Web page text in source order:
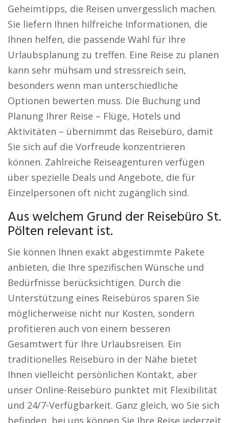
Geheimtipps, die Reisen unvergesslich machen.
Sie liefern Ihnen hilfreiche Informationen, die
Ihnen helfen, die passende Wahl für Ihre
Urlaubsplanung zu treffen. Eine Reise zu planen
kann sehr mühsam und stressreich sein,
besonders wenn man unterschiedliche
Optionen bewerten muss. Die Buchung und
Planung Ihrer Reise – Flüge, Hotels und
Aktivitäten – übernimmt das Reisebüro, damit
Sie sich auf die Vorfreude konzentrieren
können. Zahlreiche Reiseagenturen verfügen
über spezielle Deals und Angebote, die für
Einzelpersonen oft nicht zugänglich sind.
Aus welchem Grund der Reisebüro St.
Pölten relevant ist.
Sie können Ihnen exakt abgestimmte Pakete
anbieten, die Ihre spezifischen Wünsche und
Bedürfnisse berücksichtigen. Durch die
Unterstützung eines Reisebüros sparen Sie
möglicherweise nicht nur Kosten, sondern
profitieren auch von einem besseren
Gesamtwert für Ihre Urlaubsreisen. Ein
traditionelles Reisebüro in der Nähe bietet
Ihnen vielleicht persönlichen Kontakt, aber
unser Online-Reisebüro punktet mit Flexibilität
und 24/7-Verfügbarkeit. Ganz gleich, wo Sie sich
befinden, bei uns können Sie Ihre Reise jederzeit